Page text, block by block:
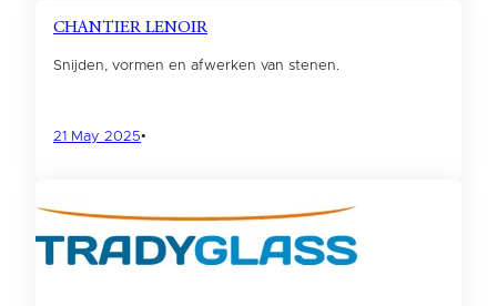
CHANTIER LENOIR
Snijden, vormen en afwerken van stenen.
21 May 2025•